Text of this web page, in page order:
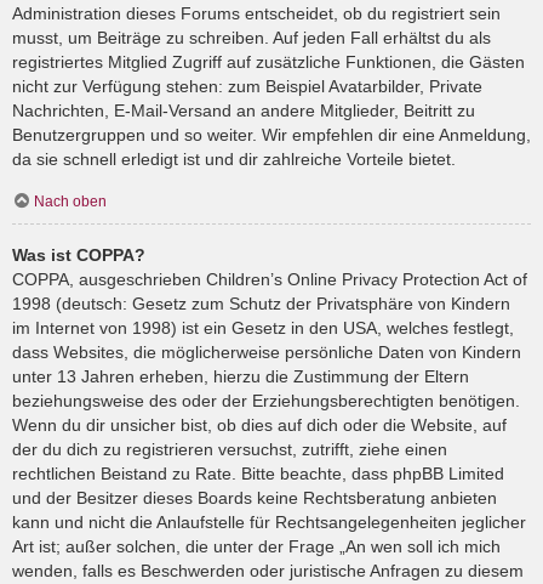
Administration dieses Forums entscheidet, ob du registriert sein
musst, um Beiträge zu schreiben. Auf jeden Fall erhältst du als
registriertes Mitglied Zugriff auf zusätzliche Funktionen, die Gästen
nicht zur Verfügung stehen: zum Beispiel Avatarbilder, Private
Nachrichten, E-Mail-Versand an andere Mitglieder, Beitritt zu
Benutzergruppen und so weiter. Wir empfehlen dir eine Anmeldung,
da sie schnell erledigt ist und dir zahlreiche Vorteile bietet.
Nach oben
Was ist COPPA?
COPPA, ausgeschrieben Children’s Online Privacy Protection Act of
1998 (deutsch: Gesetz zum Schutz der Privatsphäre von Kindern
im Internet von 1998) ist ein Gesetz in den USA, welches festlegt,
dass Websites, die möglicherweise persönliche Daten von Kindern
unter 13 Jahren erheben, hierzu die Zustimmung der Eltern
beziehungsweise des oder der Erziehungsberechtigten benötigen.
Wenn du dir unsicher bist, ob dies auf dich oder die Website, auf
der du dich zu registrieren versuchst, zutrifft, ziehe einen
rechtlichen Beistand zu Rate. Bitte beachte, dass phpBB Limited
und der Besitzer dieses Boards keine Rechtsberatung anbieten
kann und nicht die Anlaufstelle für Rechtsangelegenheiten jeglicher
Art ist; außer solchen, die unter der Frage „An wen soll ich mich
wenden, falls es Beschwerden oder juristische Anfragen zu diesem